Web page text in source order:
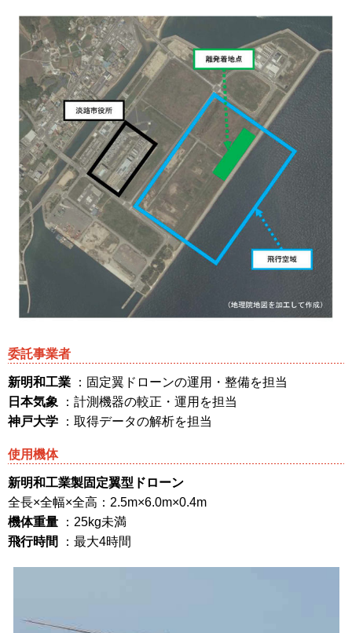
委託事業者
新明和工業
：固定翼ドローンの運用・整備を担当
日本気象
：計測機器の較正・運用を担当
神戸大学
：取得データの解析を担当
使用機体
新明和工業製固定翼型ドローン
全長×全幅×全高：2.5m×6.0m×0.4m
機体重量
：25kg未満
飛行時間
：最大4時間